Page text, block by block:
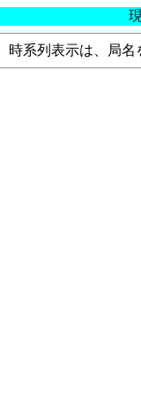
時系列表示は、局